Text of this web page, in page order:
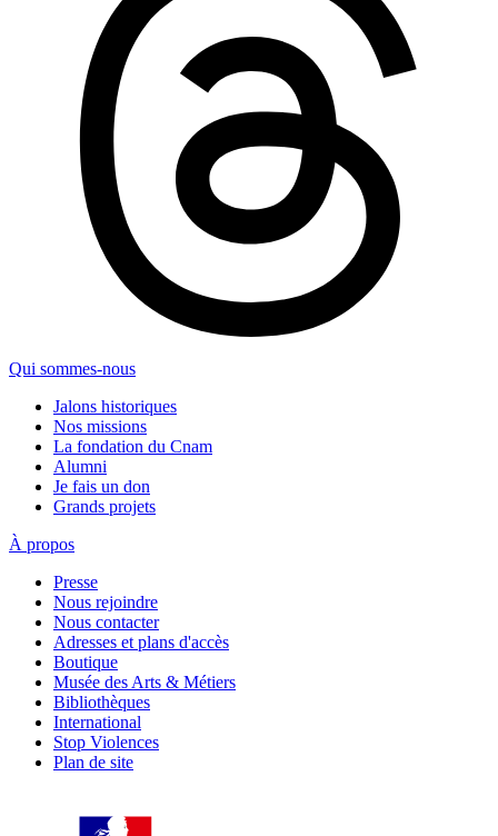
Qui sommes-nous
Jalons historiques
Nos missions
La fondation du Cnam
Alumni
Je fais un don
Grands projets
À propos
Presse
Nous rejoindre
Nous contacter
Adresses et plans d'accès
Boutique
Musée des Arts & Métiers
Bibliothèques
International
Stop Violences
Plan de site